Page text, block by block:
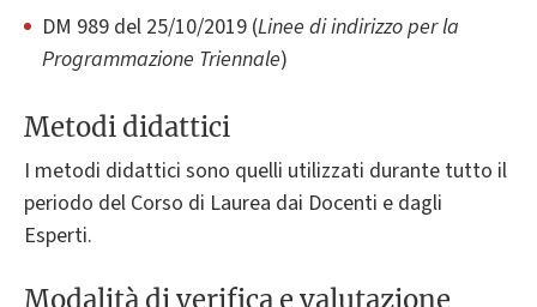
DM 989 del 25/10/2019 (Linee di indirizzo per la
Programmazione Triennale)
Metodi didattici
I metodi didattici sono quelli utilizzati durante tutto il
periodo del Corso di Laurea dai Docenti e dagli
Esperti.
Modalità di verifica e valutazione